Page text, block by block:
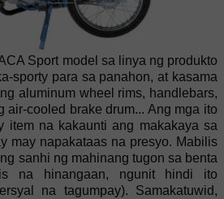
Sport model sa linya ng produkto
sporty para sa panahon, at kasama
aluminum wheel rims, handlebars,
air-cooled brake drum... Ang mga ito
item na kakaunti ang makakaya sa
may napakataas na presyo. Mabilis
sanhi ng mahinang tugon sa benta
na hinangaan, ngunit hindi ito
na tagumpay). Samakatuwid,